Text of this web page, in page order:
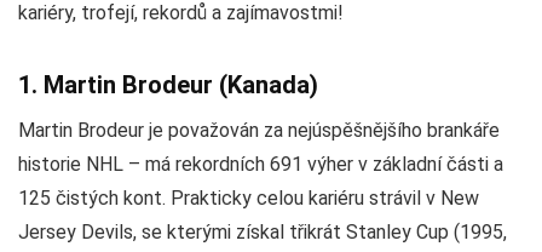
kariéry, trofejí, rekordů a zajímavostmi!
1. Martin Brodeur (Kanada)
Martin Brodeur je považován za nejúspěšnějšího brankáře
historie NHL – má rekordních 691 výher v základní části a
125 čistých kont. Prakticky celou kariéru strávil v New
Jersey Devils, se kterými získal třikrát Stanley Cup (1995,